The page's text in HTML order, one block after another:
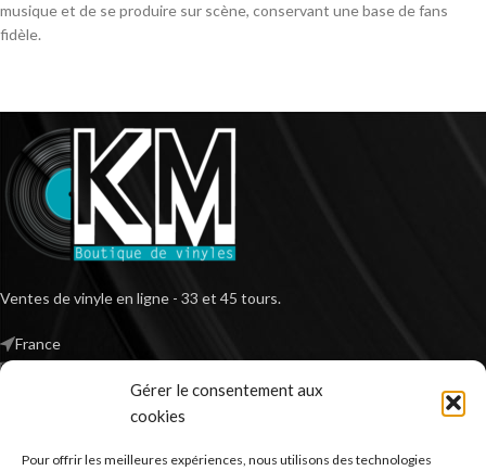
Gérer le consentement aux
cookies
Pour offrir les meilleures expériences, nous utilisons des technologies
musique et de se produire sur scène, conservant une base de fans
fidèle.
Ventes de vinyle en ligne - 33 et 45 tours.
France